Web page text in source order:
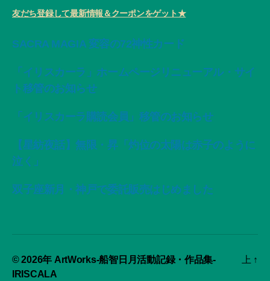
友だち登録して最新情報＆クーポンをゲット★
SACRA MAGIA 変容の72神性カード
「イリスカーラ」ホームページリニューアル・サイ
ト移管のお知らせ
「イリスカーラ購読会員」移管のお知らせ
【星紡夜話】無限・昇「灼位の太陽は赤子のように
泣く」
双子座新月・神戸で委託販売はじめました
© 2026年 ArtWorks-船智日月活動記録・作品集-
IRISCALA
上 ↑